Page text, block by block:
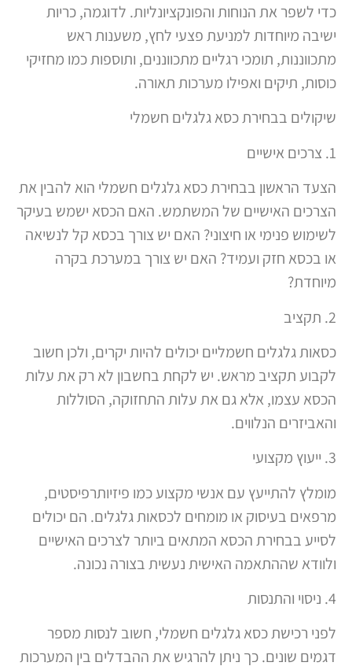
כדי לשפר את הנוחות והפונקציונליות. לדוגמה, כריות
ישיבה מיוחדות למניעת פצעי לחץ, משענות ראש
מתכווננות, תומכי רגליים מתכווננים, ותוספות כמו מחזיקי
כוסות, תיקים ואפילו מערכות תאורה.
שיקולים בבחירת כסא גלגלים חשמלי
הצעד הראשון בבחירת כסא גלגלים חשמלי הוא להבין את
הצרכים האישיים של המשתמש. האם הכסא ישמש בעיקר
לשימוש פנימי או חיצוני? האם יש צורך בכסא קל לנשיאה
או בכסא חזק ועמיד? האם יש צורך במערכת בקרה
מיוחדת?
כסאות גלגלים חשמליים יכולים להיות יקרים, ולכן חשוב
לקבוע תקציב מראש. יש לקחת בחשבון לא רק את עלות
הכסא עצמו, אלא גם את עלות התחזוקה, הסוללות
והאביזרים הנלווים.
מומלץ להתייעץ עם אנשי מקצוע כמו פיזיותרפיסטים,
מרפאים בעיסוק או מומחים לכסאות גלגלים. הם יכולים
לסייע בבחירת הכסא המתאים ביותר לצרכים האישיים
ולוודא שההתאמה האישית נעשית בצורה נכונה.
לפני רכישת כסא גלגלים חשמלי, חשוב לנסות מספר
דגמים שונים. כך ניתן להרגיש את ההבדלים בין המערכות